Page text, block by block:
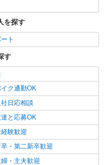
を探す
ト
す
ク通勤OK
社日応相談
と応募OK
験歓迎
卒・第二新卒歓迎
婦・主夫歓迎